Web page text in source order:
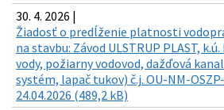
30. 4. 2026 |
Žiadosť o predĺženie platnosti
na stavbu: Závod ULSTRUP PLAST,
vody, požiarny vodovod, dažďová
systém, lapač tukov) č.j. OU-NM-
24.04.2026 (489,2 kB)